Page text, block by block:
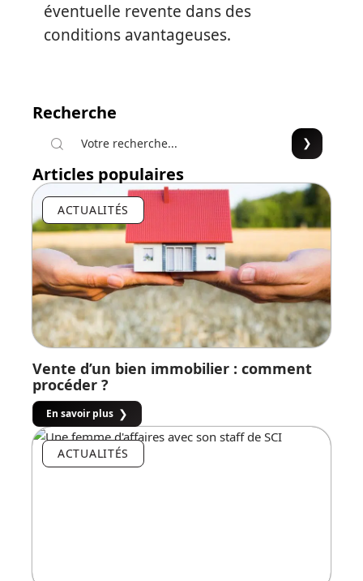
éventuelle revente dans des
conditions avantageuses.
Recherche
Articles populaires
ACTUALITÉS
Vente d’un bien immobilier : comment
procéder ?
En savoir plus
ACTUALITÉS